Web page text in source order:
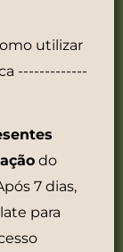
utilizar
-------------
do
7 dias,
para